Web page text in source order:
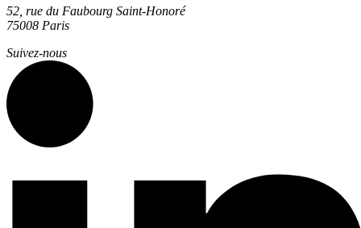
52, rue du Faubourg Saint-Honoré
75008 Paris
Suivez-nous